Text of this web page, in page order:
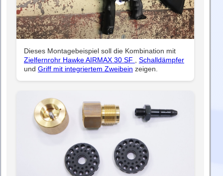
Dieses Montagebeispiel soll die Kombination mit
Zielfernrohr Hawke AIRMAX 30 SF
Schalldämpfer
und Griff mit integriertem Zweibein zeigen.